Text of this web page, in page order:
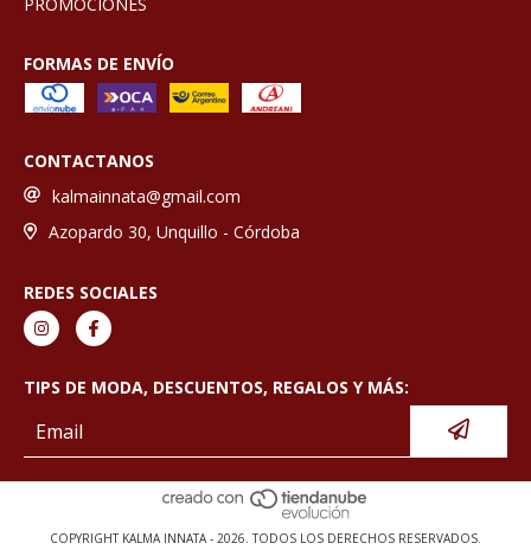
FORMAS DE ENVÍO
CONTACTANOS
kalmainnata@gmail.com
Azopardo 30, Unquillo - Córdoba
REDES SOCIALES
TIPS DE MODA, DESCUENTOS, REGALOS Y MÁS:
COPYRIGHT KALMA INNATA - 2026. TODOS LOS DERECHOS RESERVADOS.